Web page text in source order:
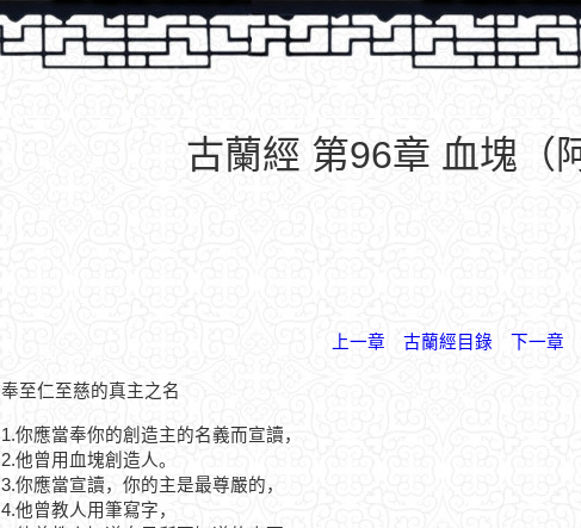
古蘭經 第96章 血塊（
上一章 古蘭經目錄 下一章
奉至仁至慈的真主之名
1.你應當奉你的創造主的名義而宣讀，
2.他曾用血塊創造人。
3.你應當宣讀，你的主是最尊嚴的，
4.他曾教人用筆寫字，